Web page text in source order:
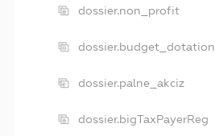
dossier.non_profit
dossier.budget_dotation
dossier.palne_akciz
dossier.bigTaxPayerReg